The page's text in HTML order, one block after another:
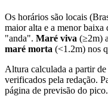
Os horários são locais
maior alta e a menor
"anda". Maré viva (≥2m)
maré morta (<1.2m) nos
Altura calculada a partir
verificados pela redação.
página de previsão do pico.